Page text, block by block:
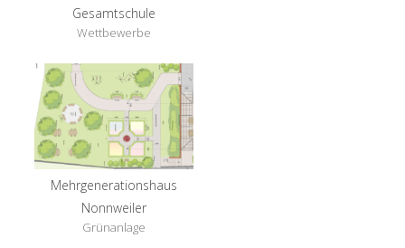
Gesamtschule
Wettbewerbe
Mehrgenerationshaus
Nonnweiler
Grünanlage